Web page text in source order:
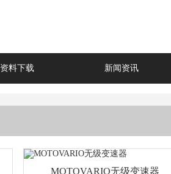
资料下载 新闻资讯
MOTOVARIO无级变速器